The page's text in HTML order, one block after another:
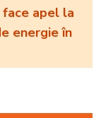
apel la
energie în